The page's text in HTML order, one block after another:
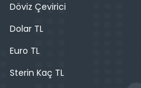
Döviz Çevirici
Dolar TL
Euro TL
Sterin Kaç TL